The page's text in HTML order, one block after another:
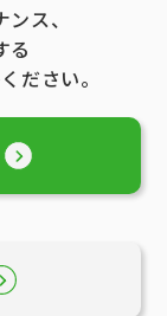
ス、
る
ださい。